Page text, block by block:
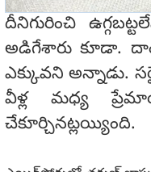
దీనిగురించి
అడిగేశారు కూడా.
ఎక్కువని అన్నాడు.
వీళ్ల మధ్య
చేకూర్చినట్లయ్యింది.